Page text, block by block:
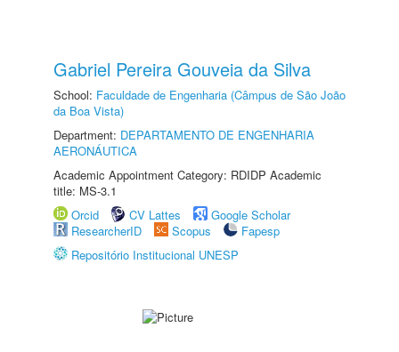
Gabriel Pereira Gouveia da Silva
School: Faculdade de Engenharia (Câmpus de São João
da Boa Vista)
Department: DEPARTAMENTO DE ENGENHARIA
AERONÁUTICA
Academic Appointment Category: RDIDP Academic
title: MS-3.1
Orcid
CV Lattes
Google Scholar
ResearcherID
Scopus
Fapesp
Repositório Institucional UNESP